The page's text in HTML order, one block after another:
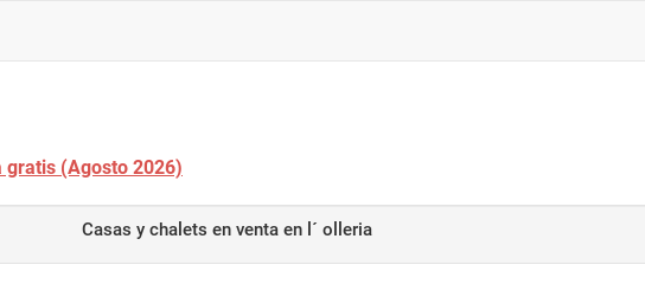
gratis (Agosto 2026)
Casas y chalets en ventaen l´ olleria